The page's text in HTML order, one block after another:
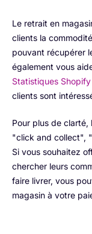
Le retrait en
clients la
pouvant récupérer
également vous
Statistiques Shopify
clients sont
Pour plus de
"click and collect",
Si vous souhaitez
chercher leurs
faire livrer, vous
magasin à votre